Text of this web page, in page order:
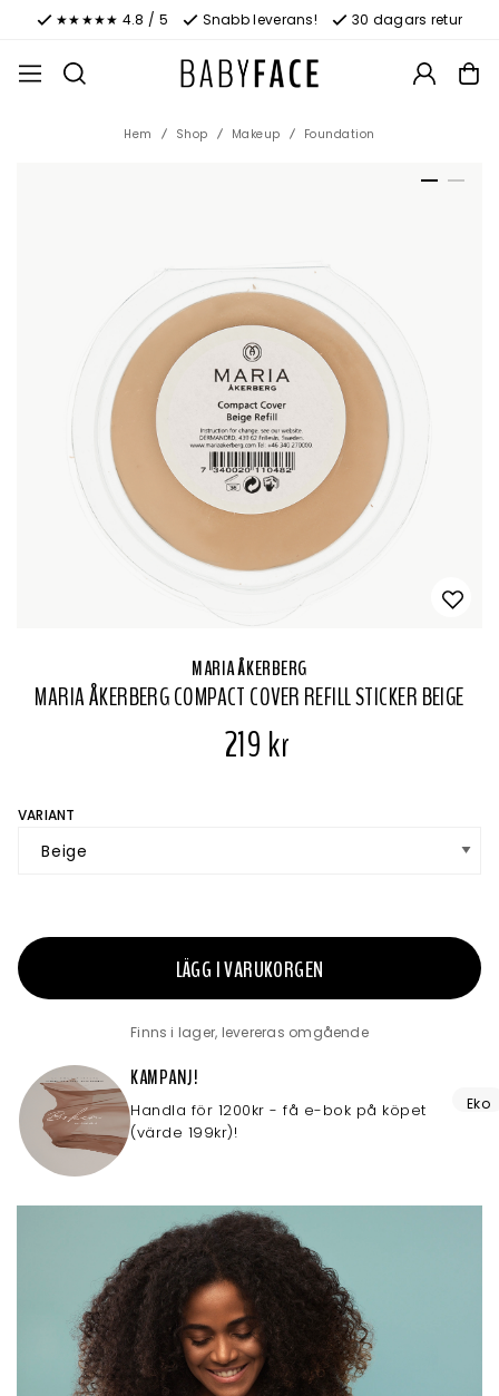
★★★★★ 4.8 / 5 Snabb leverans! 30 dagars retur
Hem Shop Makeup Foundation
MARIA ÅKERBERG
MARIA ÅKERBERG COMPACT COVER REFILL STICKER BEIGE
219 kr
VARIANT
LÄGG I VARUKORGEN
Finns i lager, levereras omgående
KAMPANJ!
Handla för 1200kr - få e-bok på köpet
(värde 199kr)!
Eko